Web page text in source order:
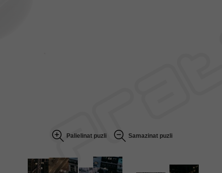
Palielinat puzli Samazinat puzli